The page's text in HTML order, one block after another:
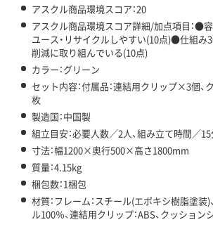
アスクル商品環境スコア：20
アスクル商品環境スコア詳細/加点項目：●容
ユース・リサイクルしやすい(10点)●仕組み
削減に取り組んでいる(10点)
カラー：グリーン
セット内容：付属品：連結用クリップ×3個
枚
製造国：中国製
組立目安：必要人数／2人、組み立て時間／
寸法：幅1200×奥行500×高さ1800mm
質量：4.15kg
梱包数：1梱包
材質：フレーム：スチール(エポキシ樹脂塗装)
ル100％、連結用クリップ：ABS、クッション